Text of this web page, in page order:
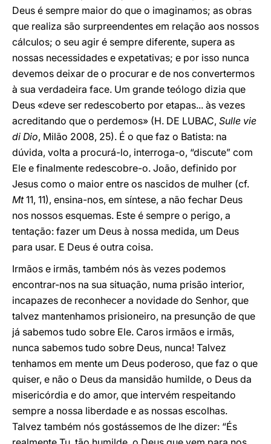
Deus é sempre maior do que o imaginamos; as obras
que realiza são surpreendentes em relação aos nossos
cálculos; o seu agir é sempre diferente, supera as
nossas necessidades e expetativas; e por isso nunca
devemos deixar de o procurar e de nos convertermos
à sua verdadeira face. Um grande teólogo dizia que
Deus «deve ser redescoberto por etapas... às vezes
acreditando que o perdemos» (H. DE LUBAC, Sulle vie
di Dio, Milão 2008, 25). É o que faz o Batista: na
dúvida, volta a procurá-lo, interroga-o, “discute” com
Ele e finalmente redescobre-o. João, definido por
Jesus como o maior entre os nascidos de mulher (cf.
Mt11, 11), ensina-nos, em síntese, a não fechar Deus
nos nossos esquemas. Este é sempre o perigo, a
tentação: fazer um Deus à nossa medida, um Deus
para usar. E Deus é outra coisa.
Irmãos e irmãs, também nós às vezes podemos
encontrar-nos na sua situação, numa prisão interior,
incapazes de reconhecer a novidade do Senhor, que
talvez mantenhamos prisioneiro, na presunção de que
já sabemos tudo sobre Ele. Caros irmãos e irmãs,
nunca sabemos tudo sobre Deus, nunca! Talvez
tenhamos em mente um Deus poderoso, que faz o que
quiser, e não o Deus da mansidão humilde, o Deus da
misericórdia e do amor, que intervém respeitando
sempre a nossa liberdade e as nossas escolhas.
Talvez também nós gostássemos de lhe dizer: “És